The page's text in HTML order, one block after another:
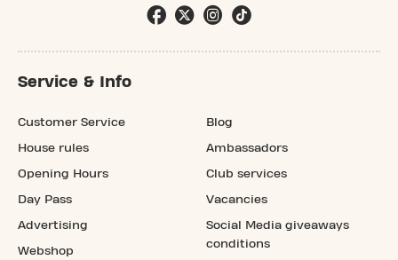
Service & Info
Customer Service
House rules
Opening Hours
Day Pass
Advertising
Webshop
Blog
Ambassadors
Club services
Vacancies
Social Media giveaways
conditions